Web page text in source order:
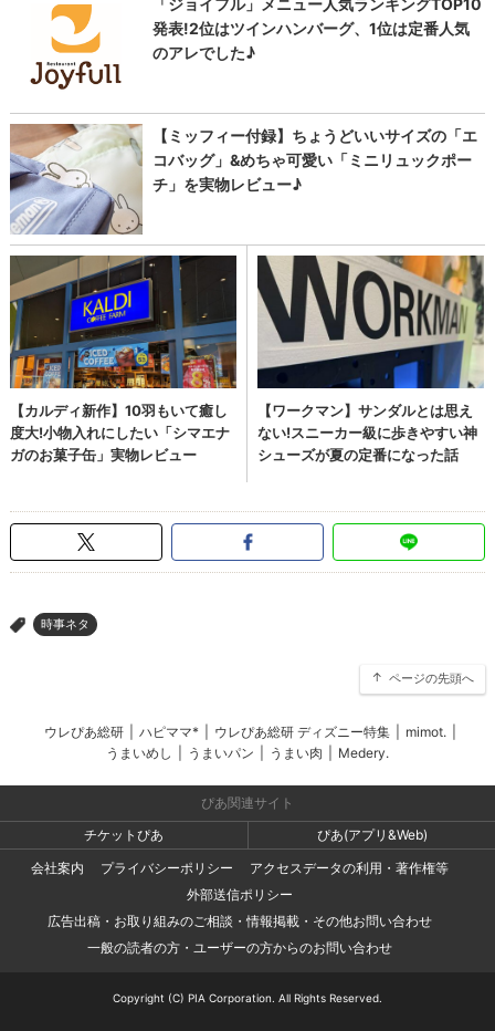
> 時事ネタ
ページの先頭へ
ウレぴあ総研 ハピママ* ウレぴあ総研 ディズニー特集 mimot.
うまいめし
うまいパン うまい肉 Medery.
ぴあ関連サイト
チケットぴあ
ぴあ(アプリ&Web)
会社案内
プライバシーポリシー
アクセスデータの利用・著作権等
外部送信ポリシー
広告出稿・お取り組みのご相談・情報掲載・その他お問い合わせ
一般の読者の方・ユーザーの方からのお問い合わせ
Copyright (C) PIA Corporation. All Rights Reserved.